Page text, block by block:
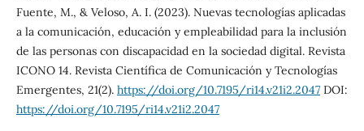
Fuente, M., & Veloso, A. I. (2023). Nuevas tecnologías aplicadas
a la comunicación, educación y empleabilidad para la inclusión
de las personas con discapacidad en la sociedad digital. Revista
ICONO 14. Revista Científica de Comunicación y Tecnologías
Emergentes, 21(2). https://doi.org/10.7195/ri14.v21i2.2047DOI:
https://doi.org/10.7195/ri14.v21i2.2047